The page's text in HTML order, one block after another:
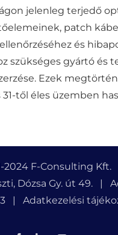
jelenleg terjedő
patch
és
szükséges gyártó és
Ezek
31-től éles üzemben
2024 F-Consulting Kft.
Dózsa Gy. út 49. |
| Adatkezelési